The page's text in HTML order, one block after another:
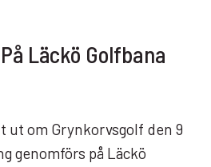
Läckö Golfbana
ut om Grynkorvsgolf den 9
genomförs på Läckö